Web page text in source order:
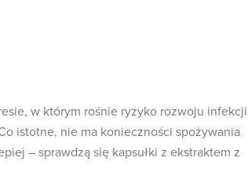
w którym rośnie ryzyko rozwoju infekcji
istotne, nie ma konieczności spożywania
– sprawdzą się kapsułki z ekstraktem z